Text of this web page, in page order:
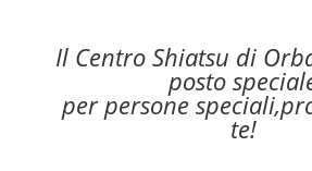
Il Centro Shiatsu di
posto
per persone
te!